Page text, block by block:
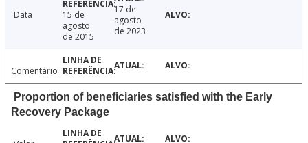
Data
15 de
agosto
de 2015
17 de
agosto
de 2023
Comentário
Proportion of beneficiaries satisfied with the Early
Recovery Package